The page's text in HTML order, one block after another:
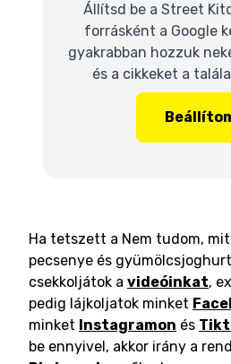
Állítsd be a Street
forrásként a Google
gyakrabban hozzuk
és a cikkeket a
Ha tetszett a Nem tudom,
pecsenye és
csekkoljátok a videóinkat,
pedig lájkoljatok minket
minket Instagramon és
be ennyivel, akkor irány a